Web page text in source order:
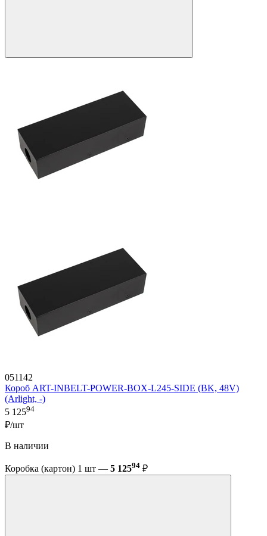
051142
Короб ART-INBELT-POWER-BOX-L245-SIDE (BK, 48V)
(Arlight, -)
5 12594
₽/шт
В наличии
Коробка (картон) 1 шт — 5 12594 ₽